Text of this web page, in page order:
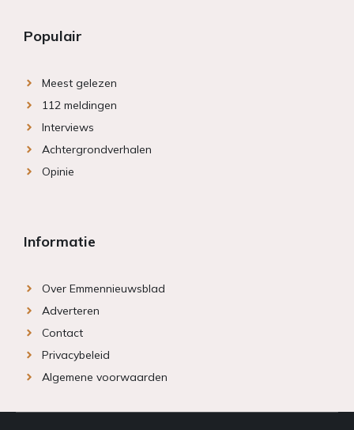
Populair
Meest gelezen
112 meldingen
Interviews
Achtergrondverhalen
Opinie
Informatie
Over Emmennieuwsblad
Adverteren
Contact
Privacybeleid
Algemene voorwaarden